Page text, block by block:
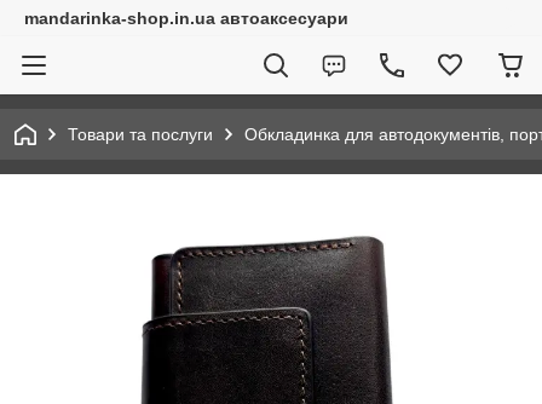
mandarinka-shop.in.ua автоаксесуари
Товари та послуги Обкладинка для автодокументів,